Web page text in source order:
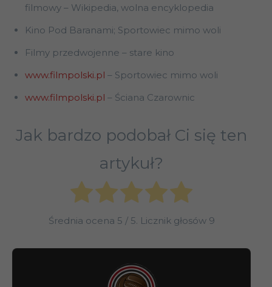
filmowy – Wikipedia, wolna encyklopedia
Kino Pod Baranami; Sportowiec mimo woli
Filmy przedwojenne – stare kino
www.filmpolski.pl – Sportowiec mimo woli
www.filmpolski.pl – Ściana Czarownic
Jak bardzo podobał Ci się ten
artykuł?
Średnia ocena 5 / 5. Licznik głosów 9